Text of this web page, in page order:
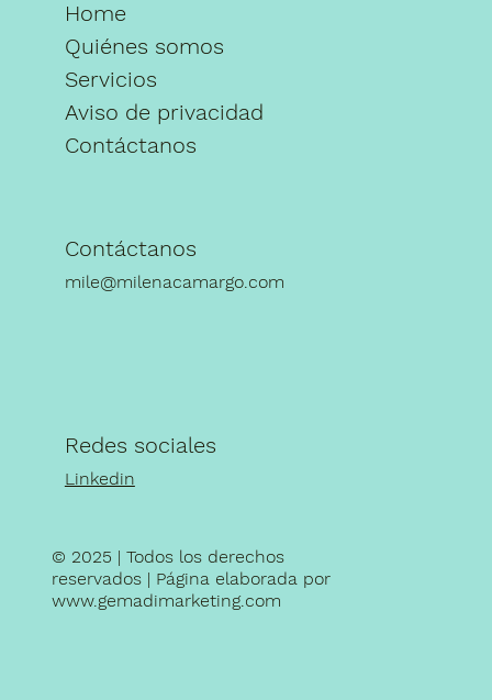
Home
Quiénes somos
Servicios
Aviso de privacidad
Contáctanos
mile@milenacamargo.com
Contáctanos
Linkedin
Redes sociales
© 2025 | Todos los derechos
reservados | Página elaborada por
www.gemadimarketing.com